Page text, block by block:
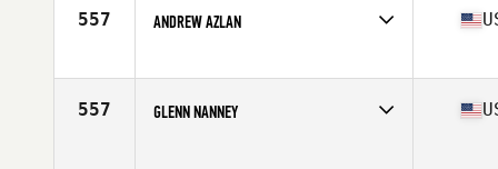
557 ANDREW AZLAN
Age
50
557 GLENN NANNEY